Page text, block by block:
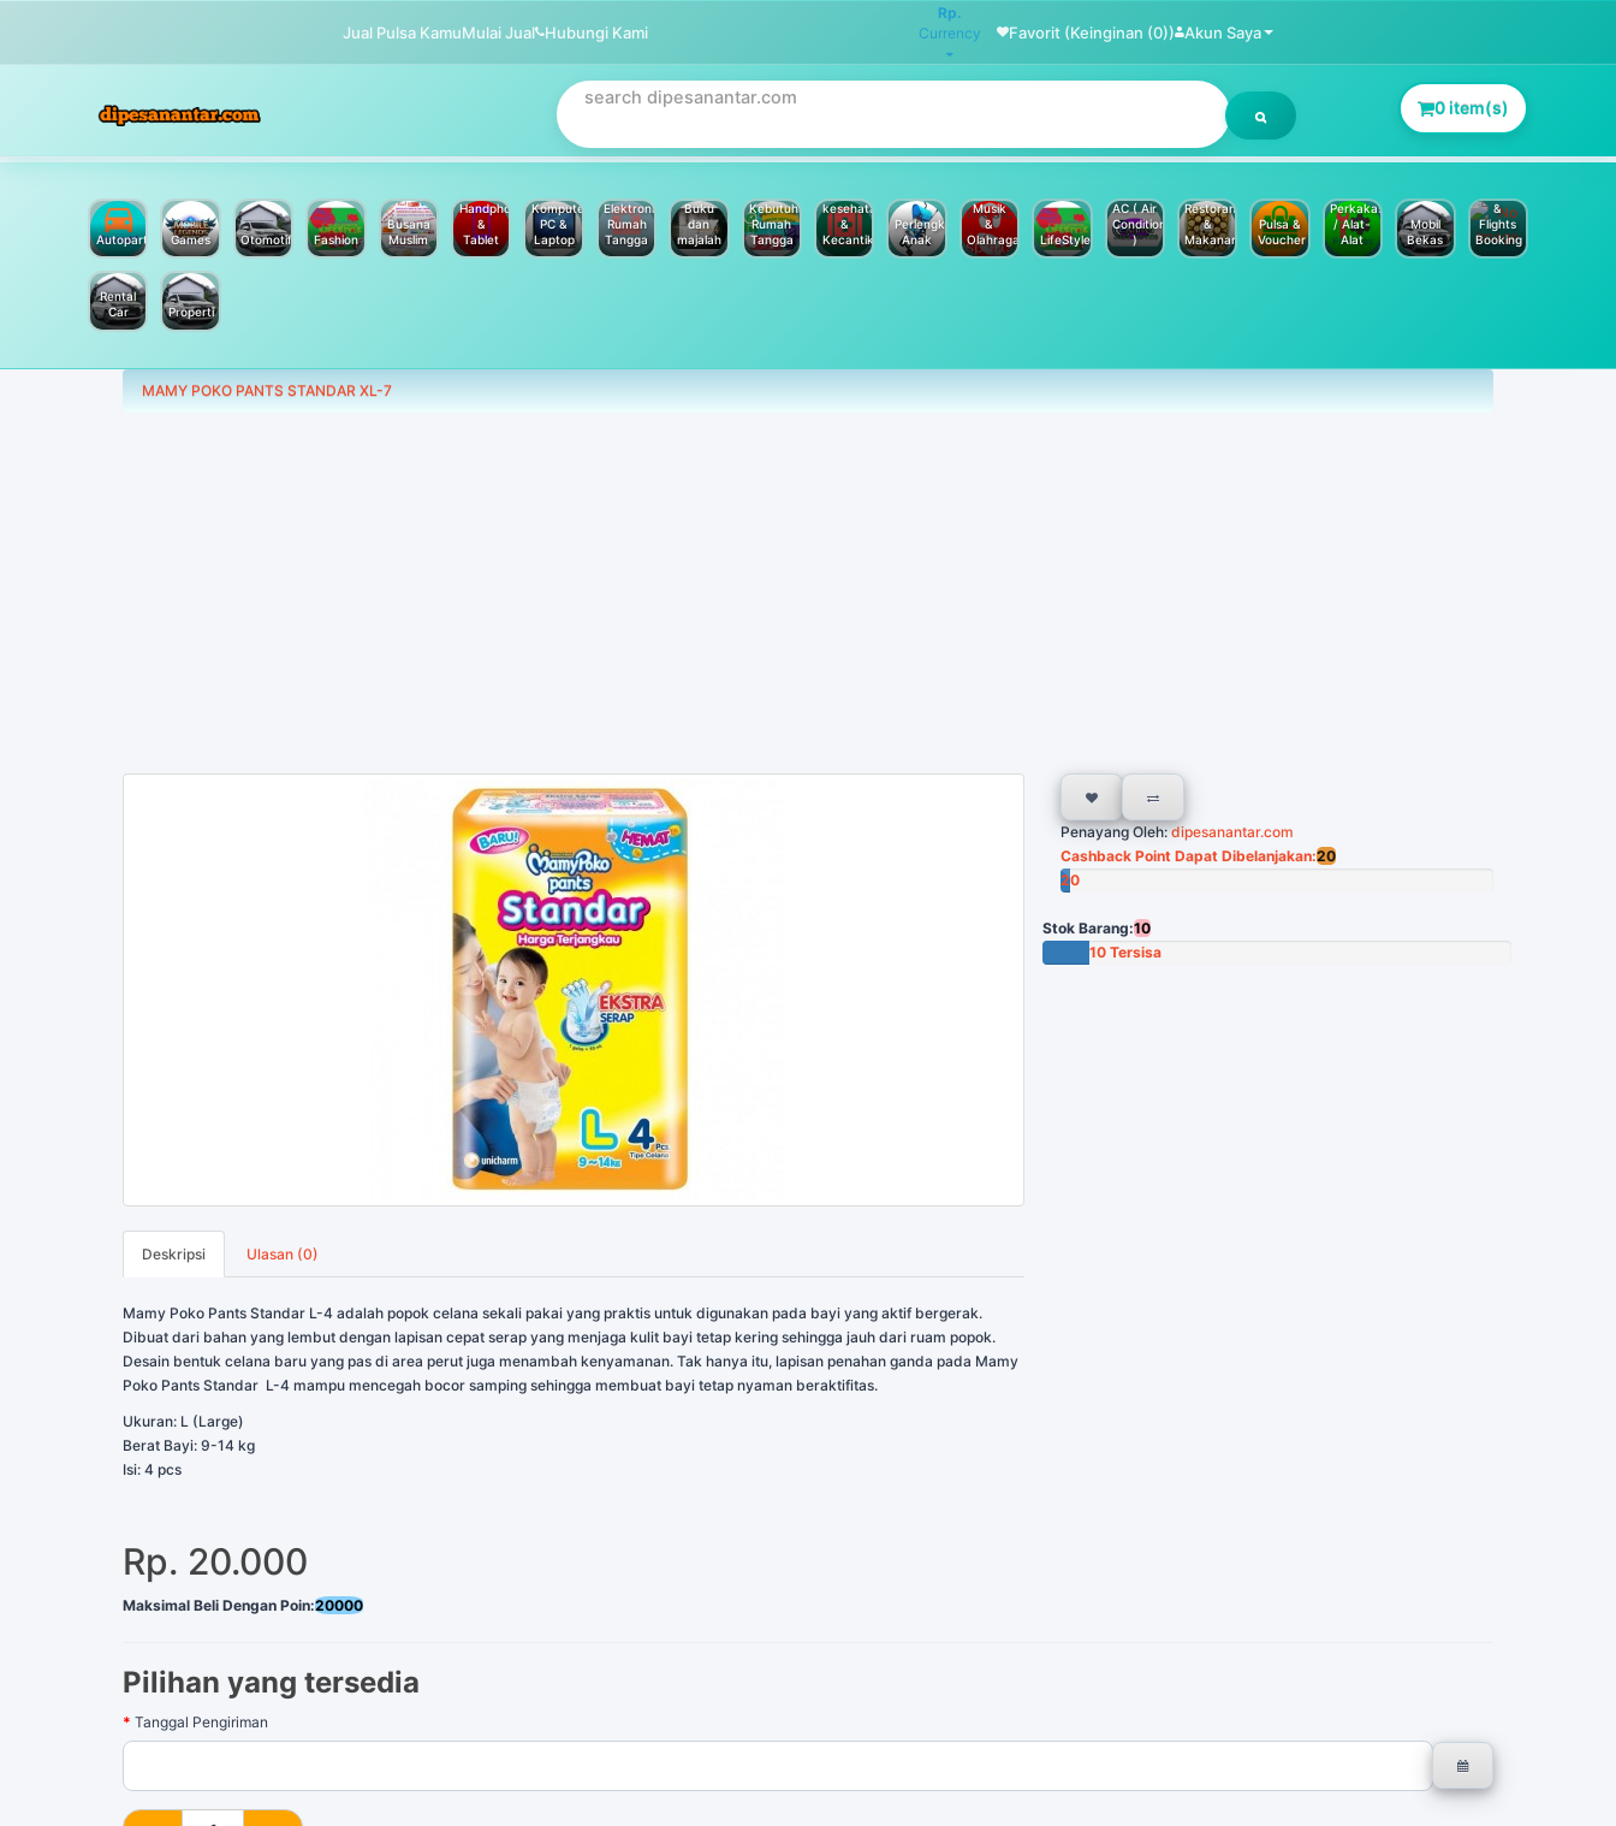
Jual Pulsa KamuMulai Jual Hubungi Kami
Rp.
Currency
Favorit (Keinginan (0)) Akun Saya
0 item(s)
Autoparts Games Otomotif Fashion
Busana
Muslim
Handphone
&
Tablet
Komputer
PC &
Laptop
Elektronik
Rumah
Tangga
Buku
dan
majalah
Kebutuhan
Rumah
Tangga
kesehatan
&
Kecantikan
Perlengkapan
Anak
Musik
&
Olahraga
LifeStyle
AC ( Air
Conditioner
)
Restoran
&
Makanan
Pulsa &
Voucher
Perkakas
/ Alat-
Alat
Mobil
Bekas
&
Flights
Booking
Rental
Car
Properti
MAMY POKO PANTS STANDAR XL-7
Deskripsi Ulasan (0)
Mamy Poko Pants Standar L-4 adalah popok celana sekali pakai yang praktis untuk digunakan pada bayi yang aktif bergerak.
Dibuat dari bahan yang lembut dengan lapisan cepat serap yang menjaga kulit bayi tetap kering sehingga jauh dari ruam popok.
Desain bentuk celana baru yang pas di area perut juga menambah kenyamanan. Tak hanya itu, lapisan penahan ganda pada Mamy
Poko Pants Standar L-4 mampu mencegah bocor samping sehingga membuat bayi tetap nyaman beraktifitas.
Ukuran: L (Large)
Berat Bayi: 9-14 kg
Isi: 4 pcs
Penayang Oleh:dipesanantar.com
Cashback Point Dapat Dibelanjakan:20
20
Stok Barang:10
10 Tersisa
Rp. 20.000
Maksimal Beli Dengan Poin:20000
Pilihan yang tersedia
Tanggal Pengiriman